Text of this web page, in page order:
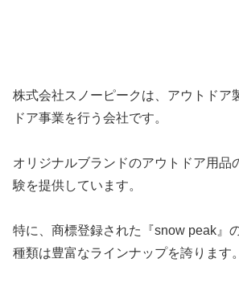
株式会社スノーピークは、アウトドア
ドア事業を行う会社です。
オリジナルブランドのアウトドア用品
験を提供しています。
特に、商標登録された『snow peak』
種類は豊富なラインナップを誇ります。